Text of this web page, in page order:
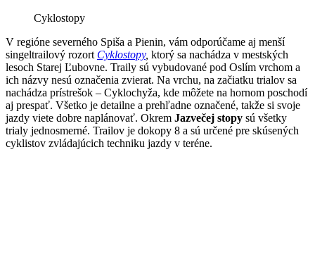
Cyklostopy
V regióne severného Spiša a Pienin, vám odporúčame aj menší
singeltrailový rozort Cyklostopy, ktorý sa nachádza v mestských
lesoch Starej Ľubovne. Traily sú vybudované pod Oslím vrchom a
ich názvy nesú označenia zvierat. Na vrchu, na začiatku trialov sa
nachádza prístrešok – Cyklochyža, kde môžete na hornom poschodí
aj prespať. Všetko je detailne a prehľadne označené, takže si svoje
jazdy viete dobre naplánovať. Okrem Jazvečej stopy sú všetky
trialy jednosmerné. Trailov je dokopy 8 a sú určené pre skúsených
cyklistov zvládajúcich techniku jazdy v teréne.